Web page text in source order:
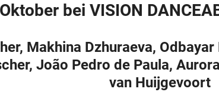
bei VISION
Makhina Dzhuraeva,
João Pedro de Paula,
van Huijgevoort